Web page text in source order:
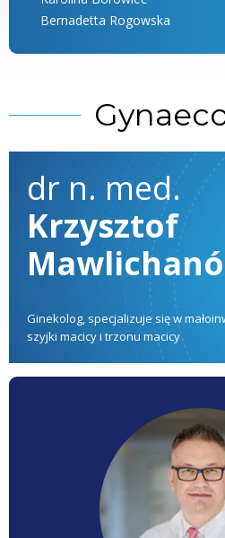
Bernadetta Rogowska
dr n. med.
Krzysztof
Ginekolog, specjalizuje się w
szyjki macicy i trzonu macicy